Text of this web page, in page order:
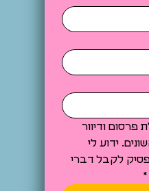
אני מאשר/ת קבלת פרסום ודיוור
באמצעי המדיה השונים. ידוע לי
שאוכל לבקש להפסיק לקבל דברי
*